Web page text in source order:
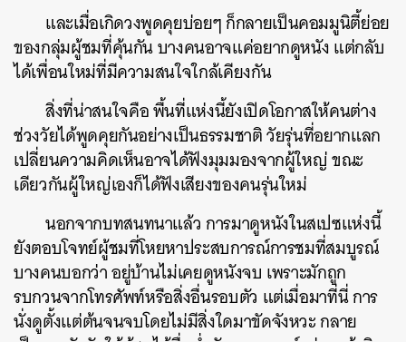
และเมื่อเกิดวงพูดคุยบ่อยๆ ก็กลายเป็นคอมมูนิตี้ย่อย
ของกลุ่มผู้ชมที่คุ้นกัน บางคนอาจแค่อยากดูหนัง แต่กลับ
ได้เพื่อนใหม่ที่มีความสนใจใกล้เคียงกัน
สิ่งที่น่าสนใจคือ พื้นที่แห่งนี้ยังเปิดโอกาสให้คนต่าง
ช่วงวัยได้พูดคุยกันอย่างเป็นธรรมชาติ วัยรุ่นที่อยากแลก
เปลี่ยนความคิดเห็นอาจได้ฟังมุมมองจากผู้ใหญ่ ขณะ
เดียวกันผู้ใหญ่เองก็ได้ฟังเสียงของคนรุ่นใหม่
นอกจากบทสนทนาแล้ว การมาดูหนังในสเปซแห่งนี้
ยังตอบโจทย์ผู้ชมที่โหยหาประสบการณ์การชมที่สมบูรณ์
บางคนบอกว่า อยู่บ้านไม่เคยดูหนังจบ เพราะมักถูก
รบกวนจากโทรศัพท์หรือสิ่งอื่นรอบตัว แต่เมื่อมาที่นี่ การ
นั่งดูตั้งแต่ต้นจนจบโดยไม่มีสิ่งใดมาขัดจังหวะ กลาย